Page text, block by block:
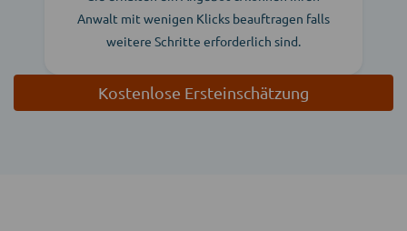
Anwalt mit wenigen Klicks beauftragen falls
weitere Schritte erforderlich sind.
Kostenlose Ersteinschätzung